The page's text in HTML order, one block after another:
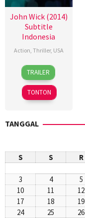
John Wick (2014)
Subtitle
Indonesia
Action, Thriller, USA
22
Oct
2014
Jessica
Lichtner
TRAILER
TONTON
TANGGAL
S
S R
3
4 5
10
11 12
17
18 19
24
25 26